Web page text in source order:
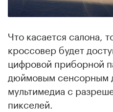
Что касается салона,
кроссовер будет
цифровой приборной
дюймовым сенсорным
мультимедиа с
пикселей.